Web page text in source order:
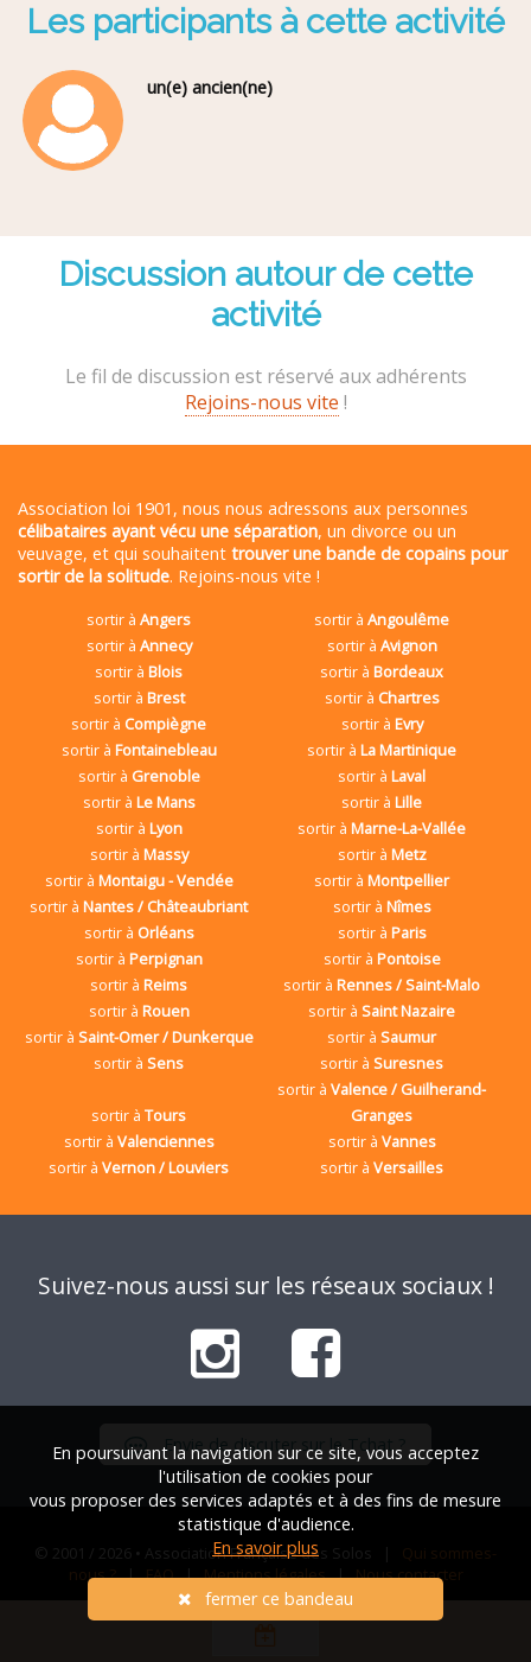
Les participants à cette activité
un(e) ancien(ne)
Discussion autour de cette
activité
Le fil de discussion est réservé aux adhérents
Rejoins-nous vite !
Association loi 1901, nous nous adressons aux personnes
célibataires ayant vécu une séparation, un divorce ou un
veuvage, et qui souhaitent trouver une bande de copains pour
sortir de la solitude. Rejoins-nous vite !
sortir àAngers sortir àAngoulême
sortir à Annecy sortir à Avignon
sortir àBlois sortir àBordeaux
sortir à Brest sortir à Chartres
sortir à Compiègne sortir à Evry
sortir à Fontainebleau sortir àLa Martinique
sortir à Grenoble sortir àLaval
sortir à Le Mans sortir àLille
sortir à Lyon sortir àMarne-La-Vallée
sortir à Massy sortir à Metz
sortir à Montaigu - Vendée sortir àMontpellier
sortir àNantes / Châteaubriant sortir à Nîmes
sortir à Orléans sortir à Paris
sortir à Perpignan sortir à Pontoise
sortir àReims sortir àRennes / Saint-Malo
sortir à Rouen sortir àSaint Nazaire
sortir à Saint-Omer / Dunkerque sortir àSaumur
sortir àSens sortir àSuresnes
sortir àTours
sortir àValence / Guilherand-
Granges
sortir à Valenciennes sortir à Vannes
sortir àVernon / Louviers sortir àVersailles
Suivez-nous aussi sur les réseaux sociaux !
Envie de discuter sur le Tchat ?
© 2001 / 2026 • Association Française des Solos | Qui sommes-
nous ?|FAQ|Mentions légales|Nous contacter
En poursuivant la navigation sur ce site, vous acceptez
l'utilisation de cookies pour
vous proposer des services adaptés et à des fins de mesure
statistique d'audience.
En savoir plus
fermer ce bandeau